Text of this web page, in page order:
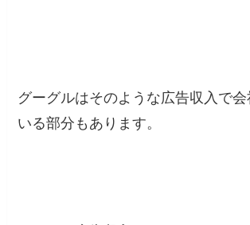
グーグルはそのような広告収入で
いる部分もあります。